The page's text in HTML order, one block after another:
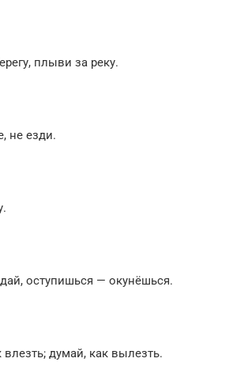
плыви за реку.
не езди.
оступишься — окунёшься.
думай, как вылезть.